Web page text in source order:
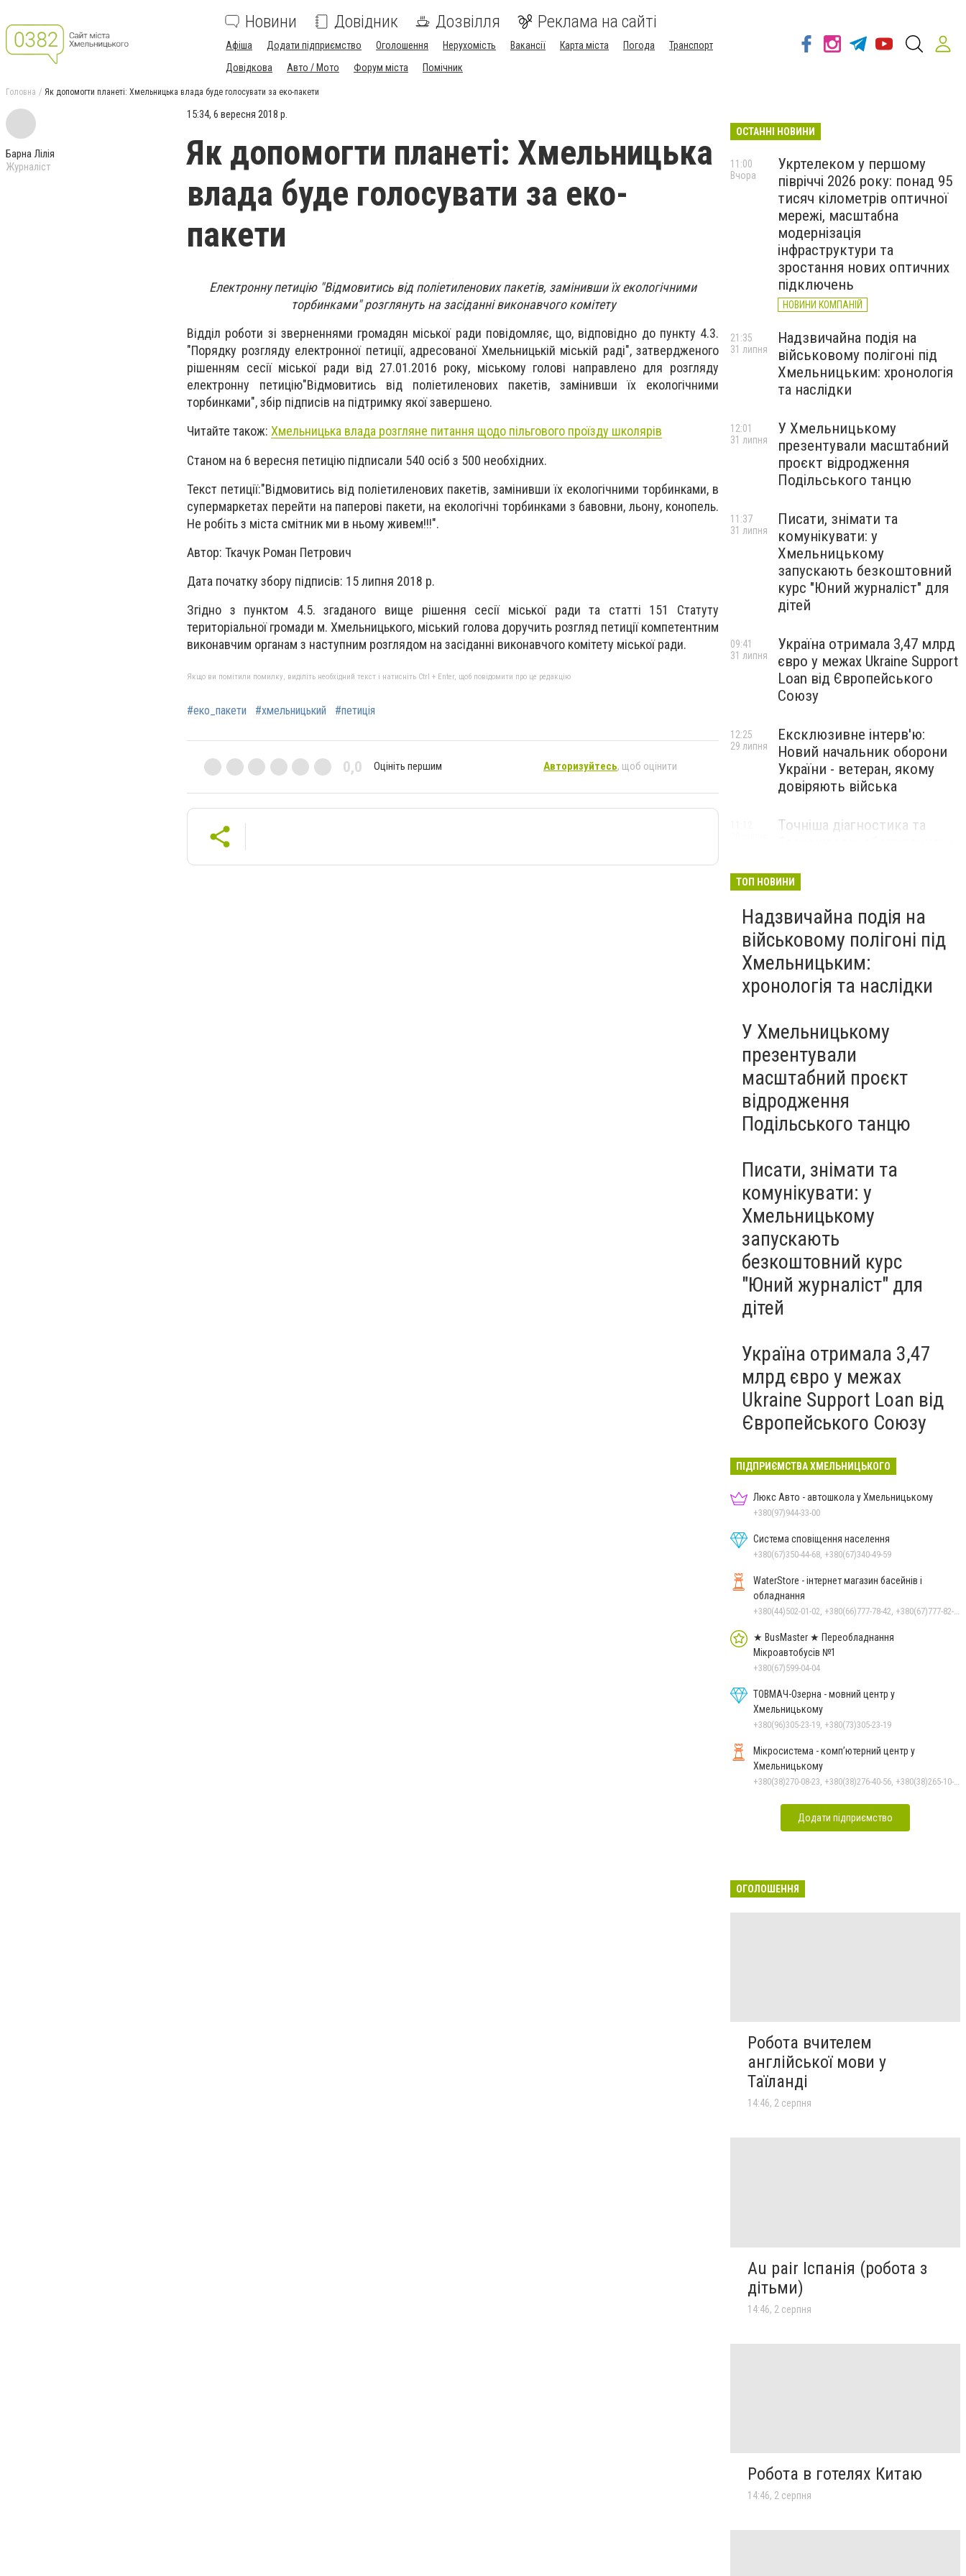
Новини Довідник Дозвілля Реклама на сайті
Афіша Додати підприємство Оголошення Нерухомість Вакансії Карта міста Погода
Транспорт
Довідкова
Авто / Мото Форум міста Помічник
Головна Як допомогти планеті: Хмельницька влада буде голосувати за еко-пакети
Барна Лілія
Журналіст
15:34, 6 вересня 2018 р.
Як допомогти планеті: Хмельницька
влада буде голосувати за еко-
пакети
Електронну петицію "Відмовитись від поліетиленових пакетів, замінивши їх екологічними
торбинками" розглянуть на засіданні виконавчого комітету
Відділ роботи зі зверненнями громадян міської ради повідомляє, що, відповідно до пункту 4.3.
"Порядку розгляду електронної петиції, адресованої Хмельницькій міській раді", затвердженого
рішенням сесії міської ради від 27.01.2016 року, міському голові направлено для розгляду
електронну петицію"Відмовитись від поліетиленових пакетів, замінивши їх екологічними
торбинками", збір підписів на підтримку якої завершено.
Читайте також: Хмельницька влада розгляне питання щодо пільгового проїзду школярів
Станом на 6 вересня петицію підписали 540 осіб з 500 необхідних.
Текст петиції:"Відмовитись від поліетиленових пакетів, замінивши їх екологічними торбинками, в
супермаркетах перейти на паперові пакети, на екологічні торбинками з бавовни, льону, конопель.
Не робіть з міста смітник ми в ньому живем!!!".
Автор: Ткачук Роман Петрович
Дата початку збору підписів: 15 липня 2018 р.
Згідно з пунктом 4.5. згаданого вище рішення сесії міської ради та статті 151 Статуту
територіальної громади м. Хмельницького, міський голова доручить розгляд петиції компетентним
виконавчим органам з наступним розглядом на засіданні виконавчого комітету міської ради.
Якщо ви помітили помилку, виділіть необхідний текст і натисніть Ctrl + Enter, щоб повідомити про це редакцію
#еко_пакети #хмельницький #петиція
0,0 Оцініть першим Авторизуйтесь, щоб оцінити
ОСТАННІ НОВИНИ
Укртелеком у першому
півріччі 2026 року: понад 95
тисяч кілометрів оптичної
мережі, масштабна
модернізація
інфраструктури та
зростання нових оптичних
підключень
НОВИНИ КОМПАНІЙ
11:00
Вчора
Надзвичайна подія на
військовому полігоні під
Хмельницьким: хронологія
та наслідки
21:35
31 липня
У Хмельницькому
презентували масштабний
проєкт відродження
Подільського танцю
12:01
31 липня
Писати, знімати та
комунікувати: у
Хмельницькому
запускають безкоштовний
курс "Юний журналіст" для
дітей
11:37
31 липня
Україна отримала 3,47 млрд
євро у межах Ukraine Support
Loan від Європейського
Союзу
09:41
31 липня
Ексклюзивне інтерв'ю:
Новий начальник оборони
України - ветеран, якому
довіряють війська
12:25
29 липня
Точніша діагностика та
протипухлинному центрі
запрацював новий
томограф
Паперовий флот замість
Чорноморського: як реальні
втрати Росії перетворилися
на дитячу аплікацію
23:42
27 липня
ТОП НОВИНИ
Надзвичайна подія на
військовому полігоні під
Хмельницьким:
хронологія та наслідки
У Хмельницькому
презентували
масштабний проєкт
відродження
Подільського танцю
Писати, знімати та
комунікувати: у
Хмельницькому
запускають
безкоштовний курс
"Юний журналіст" для
дітей
Україна отримала 3,47
млрд євро у межах
Ukraine Support Loan від
Європейського Союзу
ПІДПРИЄМСТВА ХМЕЛЬНИЦЬКОГО
Люкс Авто - автошкола у Хмельницькому
+380(97)944-33-00
Система сповіщення населення
+380(67)350-44-68, +380(67)340-49-59
WaterStore - інтернет магазин басейнів і
обладнання
+380(44)502-01-02, +380(66)777-78-42, +380(67)777-82-19, +380(67)890-80-80, +380(73)890-80-80, +380(44)502-01-03
★ BusMaster ★ Переобладнання
Мікроавтобусів №1
+380(67)599-04-04
ТОВМАЧ-Озерна - мовний центр у
Хмельницькому
+380(96)305-23-19, +380(73)305-23-19
Мікросистема - комп’ютерний центр у
Хмельницькому
+380(38)270-08-23, +380(38)276-40-56, +380(38)265-10-45, +380(38)270-08-22
Додати підприємство
ОГОЛОШЕННЯ
Робота вчителем
англійської мови у
Таїланді
14:46, 2 серпня
Au pair Іспанія (робота з
дітьми)
14:46, 2 серпня
Робота в готелях Китаю
14:46, 2 серпня